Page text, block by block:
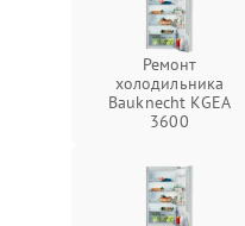
Ремонт
холодильника
Bauknecht KGEA
3600